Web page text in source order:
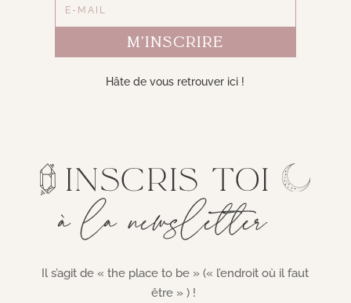
m'inscrire
Hâte de vous retrouver ici !
Il s’agit de « the place to be » (« l’endroit où il faut
être » ) !